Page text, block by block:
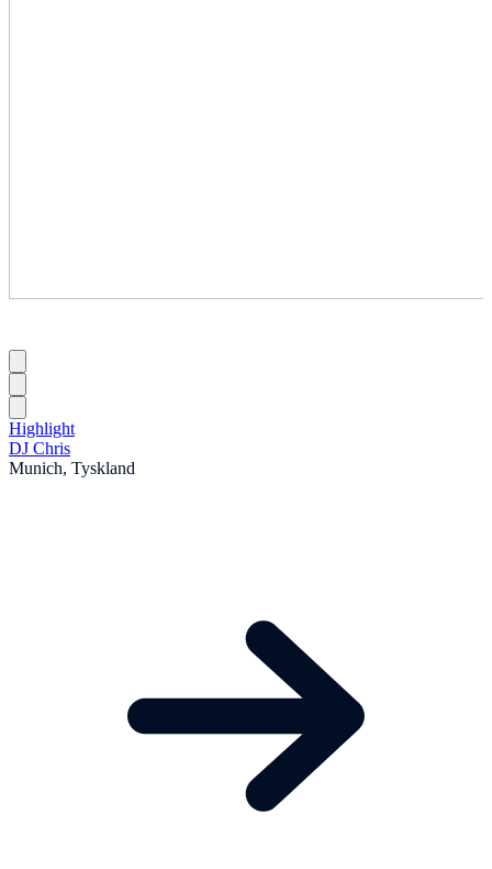
Highlight
DJ Chris
Munich, Tyskland